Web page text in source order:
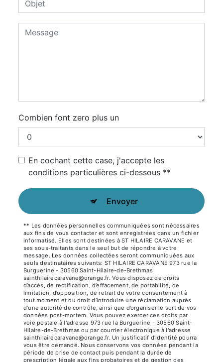
Combien font zero plus un
En cochant cette case, j'accepte les
conditions particulières ci-dessous **
Envoyer
** Les données personnelles communiquées sont nécessaires
aux fins de vous contacter et sont enregistrées dans un fichier
informatisé. Elles sont destinées à ST HILAIRE CARAVANE et
ses sous-traitants dans le seul but de répondre à votre
message. Les données collectées seront communiquées aux
seuls destinataires suivants: ST HILAIRE CARAVANE 973 rue la
Burguerine - 30560 Saint-Hilaire-de-Brethmas
sainthilairecaravane@orange.fr. Vous disposez de droits
d’accès, de rectification, d’effacement, de portabilité, de
limitation, d’opposition, de retrait de votre consentement à
tout moment et du droit d’introduire une réclamation auprès
d’une autorité de contrôle, ainsi que d’organiser le sort de vos
données post-mortem. Vous pouvez exercer ces droits par
voie postale à l'adresse 973 rue la Burguerine - 30560 Saint-
Hilaire-de-Brethmas ou par courrier électronique à l'adresse
sainthilairecaravane@orange.fr. Un justificatif d'identité pourra
vous être demandé. Nous conservons vos données pendant la
période de prise de contact puis pendant la durée de
prescription légale aux fins probatoires et de gestion des